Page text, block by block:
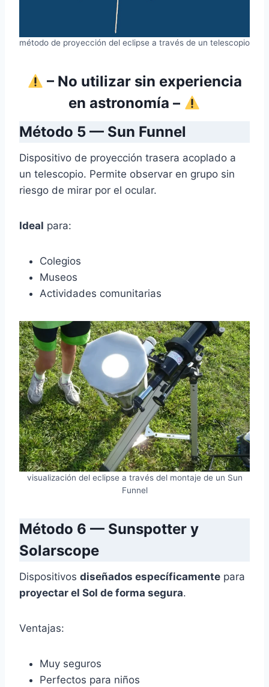
método de proyección del eclipse a través de un telescopio
– No utilizar sin experiencia
en astronomía –
Método 5 — Sun Funnel
Dispositivo de proyección trasera acoplado a
un telescopio. Permite observar en grupo sin
riesgo de mirar por el ocular.
Ideal para:
Colegios
Museos
Actividades comunitarias
visualización del eclipse a través del montaje de un Sun
Funnel
Método 6 — Sunspotter y
Solarscope
Dispositivos diseñados específicamente para
proyectar el Sol de forma segura.
Ventajas:
Muy seguros
Perfectos para niños